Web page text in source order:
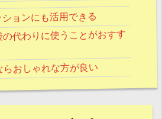
ョンにも活用できる
代わりに使うことがおすす
おしゃれな方が良い